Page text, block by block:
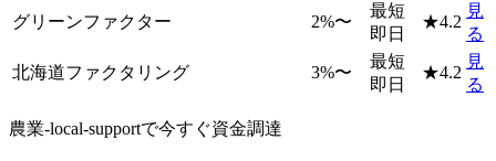
グリーンファクター 2%〜
最短
即日
★4.2
見
る
北海道ファクタリング 3%〜
最短
即日
★4.2
見
る
農業-local-supportで今すぐ資金調達